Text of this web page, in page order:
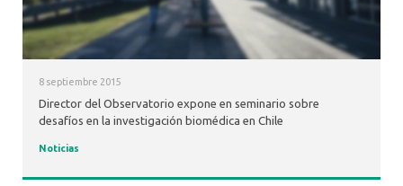
8 septiembre 2015
Director del Observatorio expone en seminario sobre
desafíos en la investigación biomédica en Chile
Noticias